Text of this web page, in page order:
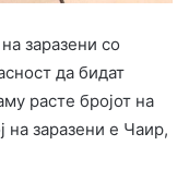
заразени со
да бидат
расте бројот на
на заразени е Чаир,